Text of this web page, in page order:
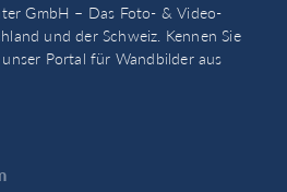
GmbH – Das Foto- & Video-
und der Schweiz. Kennen Sie
unser Portal für Wandbilder aus